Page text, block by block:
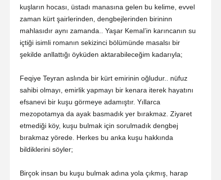
kuşların hocası, üstadı manasına gelen bu kelime, evvel
zaman kürt şairlerinden, dengbejlerinden birininn
mahlasıdır aynı zamanda.. Yaşar Kemal’in karıncanın su
içtiği isimli romanın sekizinci bölümünde masalsı bir
şekilde anllattığı öyküden aktarabileceğim kadarıyla;
Feqiye Teyran aslında bir kürt emirinin oğludur.. nüfuz
sahibi olmayı, emirlik yapmayı bir kenara iterek hayatını
efsanevi bir kuşu görmeye adamıştır. Yıllarca
mezopotamya da ayak basmadık yer bırakmaz. Ziyaret
etmediği köy, kuşu bulmak için sorulmadık dengbej
bırakmaz yörede. Herkes bu anka kuşu hakkında
bildiklerini söyler;
Birçok insan bu kuşu bulmak adına yola çıkmış, harap